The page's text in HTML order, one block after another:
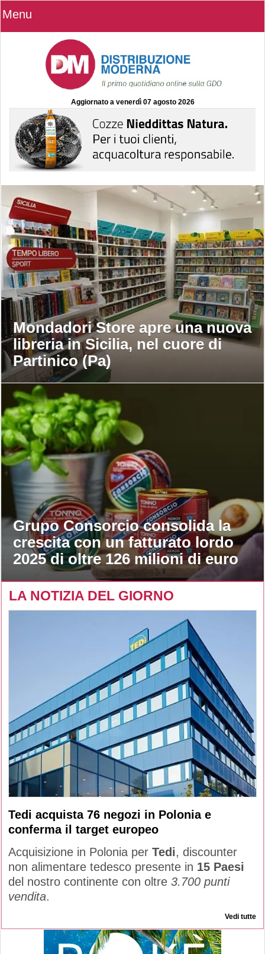
Menu
Aggiornato a venerdì 07 agosto 2026
Mondadori Store apre una nuova
libreria in Sicilia, nel cuore di
Partinico (Pa)
Grupo Consorcio consolida la
crescita con un fatturato lordo
2025 di oltre 126 milioni di euro
LA NOTIZIA DEL GIORNO
Tedi acquista 76 negozi in Polonia e
conferma il target europeo
Acquisizione in Polonia per Tedi, discounter
non alimentare tedesco presente in 15 Paesi
del nostro continente con oltre 3.700 punti
vendita.
Vedi tutte